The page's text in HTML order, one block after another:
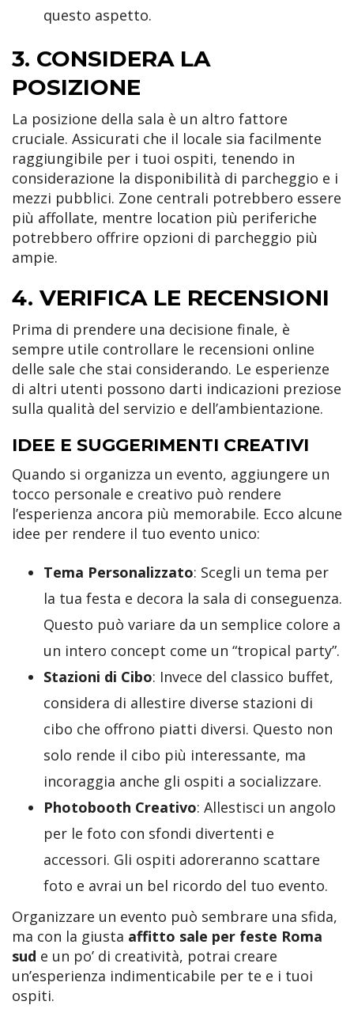
questo aspetto.
3. CONSIDERA LA
POSIZIONE
La posizione della sala è un altro fattore
cruciale. Assicurati che il locale sia facilmente
raggiungibile per i tuoi ospiti, tenendo in
considerazione la disponibilità di parcheggio e i
mezzi pubblici. Zone centrali potrebbero essere
più affollate, mentre location più periferiche
potrebbero offrire opzioni di parcheggio più
ampie.
4. VERIFICA LE RECENSIONI
Prima di prendere una decisione finale, è
sempre utile controllare le recensioni online
delle sale che stai considerando. Le esperienze
di altri utenti possono darti indicazioni preziose
sulla qualità del servizio e dell’ambientazione.
IDEE E SUGGERIMENTI CREATIVI
Quando si organizza un evento, aggiungere un
tocco personale e creativo può rendere
l’esperienza ancora più memorabile. Ecco alcune
idee per rendere il tuo evento unico:
Tema Personalizzato: Scegli un tema per
la tua festa e decora la sala di conseguenza.
Questo può variare da un semplice colore a
un intero concept come un “tropical party”.
Stazioni di Cibo: Invece del classico buffet,
considera di allestire diverse stazioni di
cibo che offrono piatti diversi. Questo non
solo rende il cibo più interessante, ma
incoraggia anche gli ospiti a socializzare.
Photobooth Creativo: Allestisci un angolo
per le foto con sfondi divertenti e
accessori. Gli ospiti adoreranno scattare
foto e avrai un bel ricordo del tuo evento.
Organizzare un evento può sembrare una sfida,
ma con la giusta affitto sale per feste Roma
sud e un po’ di creatività, potrai creare
un’esperienza indimenticabile per te e i tuoi
ospiti.